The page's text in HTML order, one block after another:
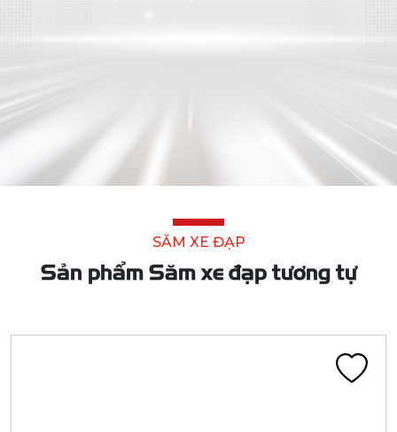
SĂM XE ĐẠP
Sản phẩm Săm xe đạp tương tự